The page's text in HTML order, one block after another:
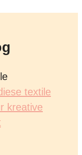
textile
kreative